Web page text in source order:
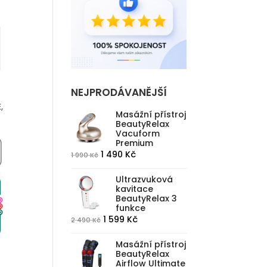
NEJPRODÁVANĚJŠÍ
Masážní přístroj
BeautyRelax
Vacuform
Premium
1 990Kč Původní
byla:
990 Kč.
1 490 KčAktuální
je:
1
490 Kč.
Ultrazvuková
kavitace
BeautyRelax 3
funkce
2 490Kč Původní
byla:
1 599 KčAktuální
je:
1
Masážní přístroj
BeautyRelax
Airflow Ultimate